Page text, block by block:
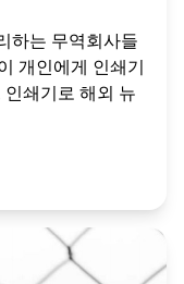
하는 무역회사들
개인에게 인쇄기
쇄기로 해외 뉴